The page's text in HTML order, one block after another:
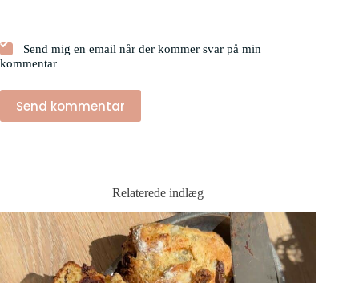
Send mig en email når der kommer svar på min
kommentar
Send kommentar
Relaterede indlæg